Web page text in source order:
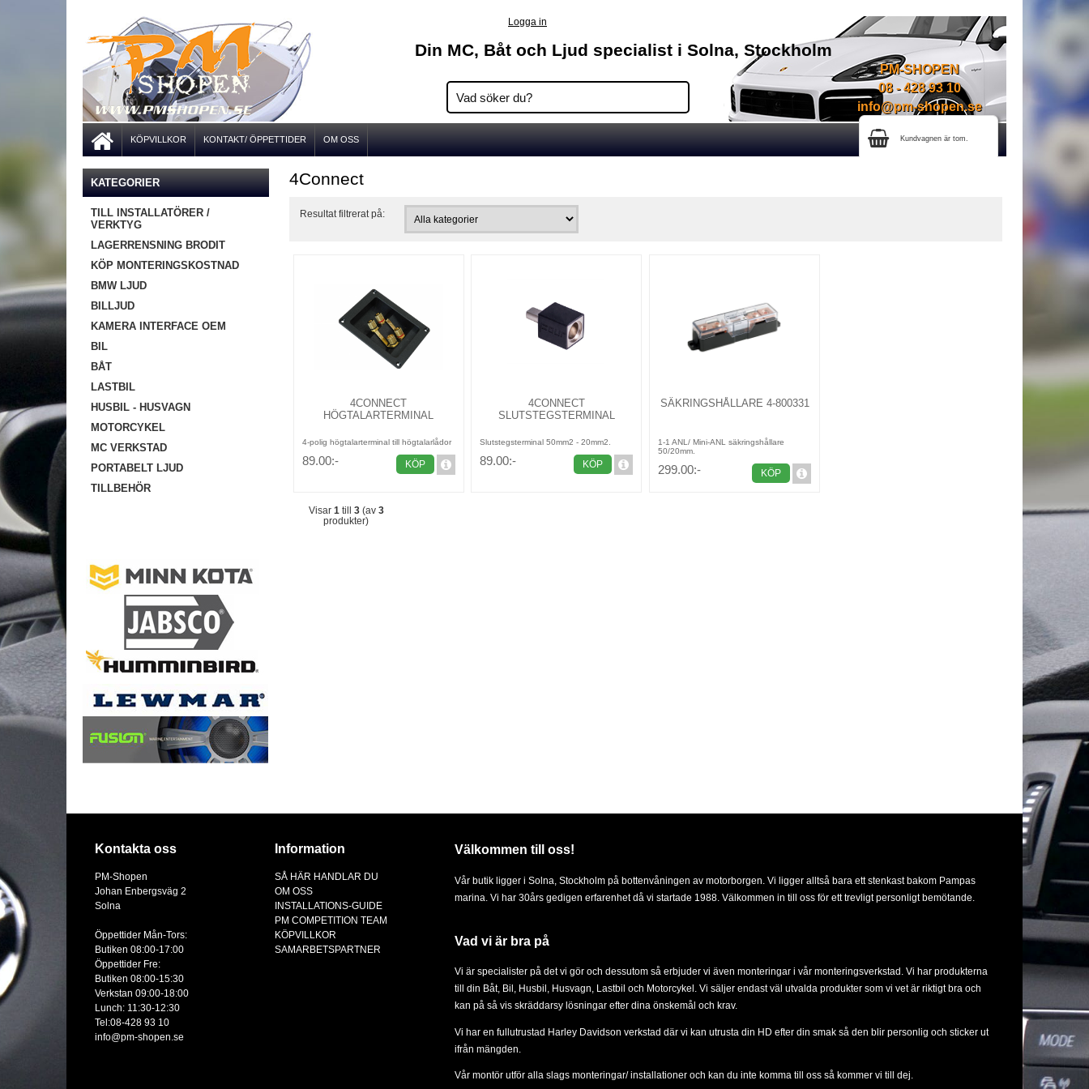
Logga in
Din MC, Båt och Ljud specialist i Solna, Stockholm
PM-SHOPEN
08 - 428 93 10
info@pm-shopen.se
KÖPVILLKOR KONTAKT/ ÖPPETTIDER OM OSS Kundvagnen är tom.
KATEGORIER
TILL INSTALLATÖRER /
VERKTYG
LAGERRENSNING BRODIT
KÖP MONTERINGSKOSTNAD
BMW LJUD
BILLJUD
KAMERA INTERFACE OEM
BIL
BÅT
LASTBIL
HUSBIL - HUSVAGN
MOTORCYKEL
MC VERKSTAD
PORTABELT LJUD
TILLBEHÖR
4Connect
Resultat filtrerat på:
4CONNECT
HÖGTALARTERMINAL
4-polig högtalarterminal till högtalarlådor
89.00:- KÖP
4CONNECT
SLUTSTEGSTERMINAL
Slutstegsterminal 50mm2 - 20mm2.
89.00:- KÖP
SÄKRINGSHÅLLARE 4-800331
1-1 ANL/ Mini-ANL säkringshållare
50/20mm.
299.00:- KÖP
Visar 1 till 3(av 3
produkter)
Kontakta oss
PM-Shopen
Johan Enbergsväg 2
Solna
Öppettider Mån-Tors:
Butiken 08:00-17:00
Öppettider Fre:
Butiken 08:00-15:30
Verkstan 09:00-18:00
Lunch: 11:30-12:30
Tel:08-428 93 10
info@pm-shopen.se
Information
SÅ HÄR HANDLAR DU
OM OSS
INSTALLATIONS-GUIDE
PM COMPETITION TEAM
KÖPVILLKOR
SAMARBETSPARTNER
Välkommen till oss!
Vår butik ligger i Solna, Stockholm på bottenvåningen av motorborgen. Vi ligger alltså bara ett stenkast bakom Pampas
marina. Vi har 30års gedigen erfarenhet då vi startade 1988. Välkommen in till oss för ett trevligt personligt bemötande.
Vad vi är bra på
Vi är specialister på det vi gör och dessutom så erbjuder vi även monteringar i vår monteringsverkstad. Vi har produkterna
till din Båt, Bil Husbil, Husvagn Lastbil och Motorcykel
. Vi säljer endast väl utvalda produkter som vi vet är riktigt bra och
kan på så vis skräddarsy lösningar efter dina önskemål och krav.
Vi har en fullutrustad Harley Davidson verkstad där vi kan utrusta din HD efter din smak så den blir personlig och sticker ut
ifrån mängden.
Vår montör utför alla slags monteringar/ installationeroch kan du inte komma till oss så kommer vi till dej.